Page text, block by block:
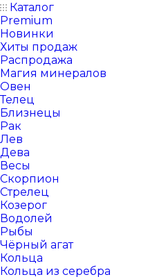
Каталог
Premium
Новинки
Хиты продаж
Распродажа
Магия минералов
Овен
Телец
Близнецы
Рак
Лев
Дева
Весы
Скорпион
Стрелец
Козерог
Водолей
Рыбы
Чёрный агат
Кольца
Кольца из серебра